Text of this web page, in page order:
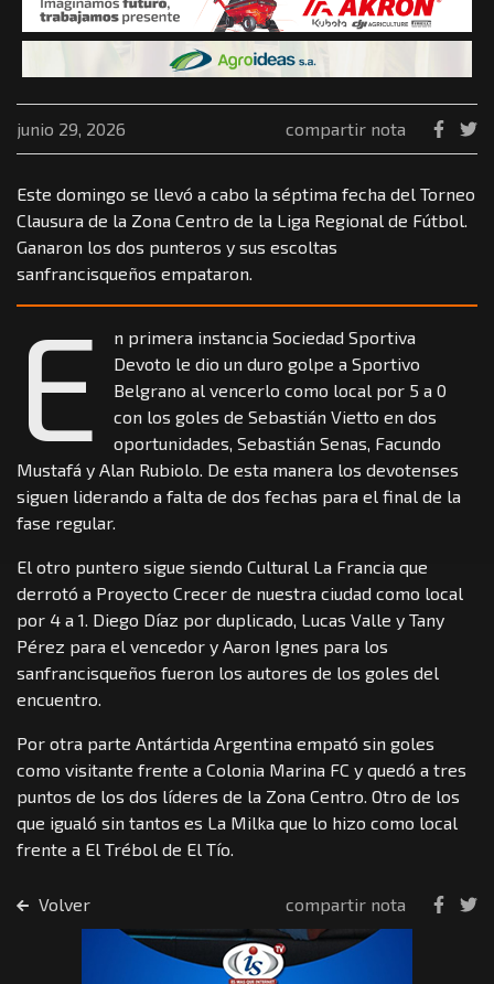
junio 29, 2026 compartir nota
Este domingo se llevó a cabo la séptima fecha del Torneo
Clausura de la Zona Centro de la Liga Regional de Fútbol.
Ganaron los dos punteros y sus escoltas
sanfrancisqueños empataron.
E
n primera instancia Sociedad Sportiva
Devoto le dio un duro golpe a Sportivo
Belgrano al vencerlo como local por 5 a 0
con los goles de Sebastián Vietto en dos
oportunidades, Sebastián Senas, Facundo
Mustafá y Alan Rubiolo. De esta manera los devotenses
siguen liderando a falta de dos fechas para el final de la
fase regular.
El otro puntero sigue siendo Cultural La Francia que
derrotó a Proyecto Crecer de nuestra ciudad como local
por 4 a 1. Diego Díaz por duplicado, Lucas Valle y Tany
Pérez para el vencedor y Aaron Ignes para los
sanfrancisqueños fueron los autores de los goles del
encuentro.
Por otra parte Antártida Argentina empató sin goles
como visitante frente a Colonia Marina FC y quedó a tres
puntos de los dos líderes de la Zona Centro. Otro de los
que igualó sin tantos es La Milka que lo hizo como local
frente a El Trébol de El Tío.
Volver compartir nota